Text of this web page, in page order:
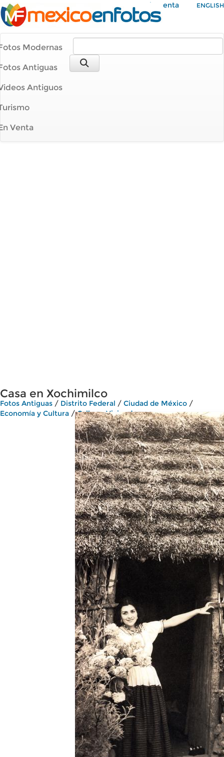
Mi Cuenta ENGLISH
Modernas
Antiguas
Antiguos
Venta
Casa en Xochimilco
Fotos Antiguas / Distrito Federal / Ciudad de México /
Economía y Cultura /Calles y Viviendas